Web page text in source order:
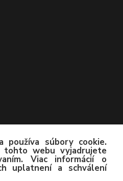
používa súbory cookie.
tohto webu vyjadrujete
Viac informácií o
uplatnení a schválení